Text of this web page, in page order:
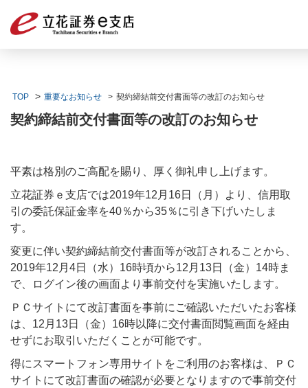
TOP 重要なお知らせ 契約締結前交付書面等の改訂のお知らせ
契約締結前交付書面等の改訂のお知らせ
平素は格別のご高配を賜り、厚く御礼申し上げます。
立花証券ｅ支店では2019年12月16日（月）より、信用取
引の委託保証金率を40％から35％に引き下げいたしま
す。
変更に伴い契約締結前交付書面等が改訂されることから、
2019年12月4日（水）16時頃から12月13日（金）14時ま
で、ログイン後の画面より事前交付を実施いたします。
ＰＣサイトにて改訂書面を事前にご確認いただいたお客様
は、12月13日（金）16時以降に交付書面閲覧画面を経由
せずにお取引いただくことが可能です。
得にスマートフォン専用サイトをご利用のお客様は、ＰＣ
サイトにて改訂書面の確認が必要となりますので事前交付